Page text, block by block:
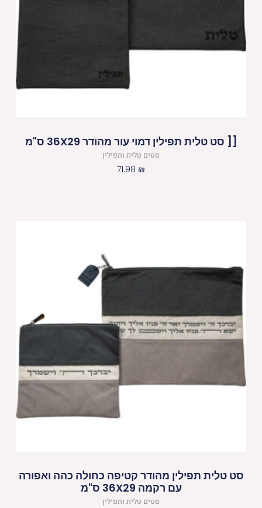
[[ סט טלית תפילין דמוי עור מהודר 36X29 ס"מ
סטים טלית ותפילין
71.98 ₪
סט טלית תפילין מהודר קטיפה כחולה כהה ואפורה
עם רקמה 36X29 ס"מ
סטים טלית ותפילין